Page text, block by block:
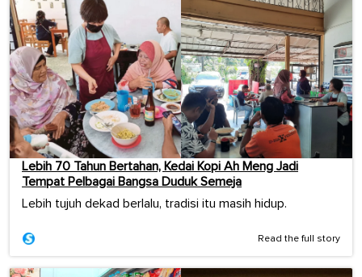
Lebih 70 Tahun Bertahan, Kedai Kopi Ah Meng Jadi
Tempat Pelbagai Bangsa Duduk Semeja
Lebih tujuh dekad berlalu, tradisi itu masih hidup.
Read the full story